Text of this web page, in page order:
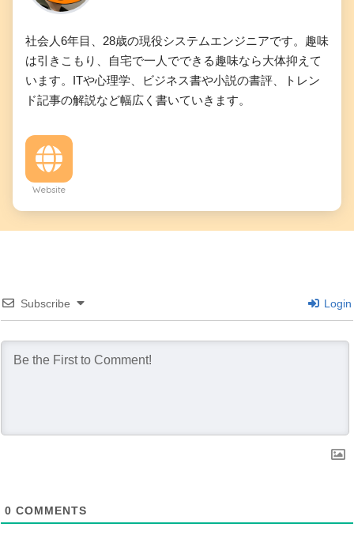
社会人6年目、28歳の現役システムエンジニアです。趣味
は引きこもり、自宅で一人でできる趣味なら大体抑えて
います。ITや心理学、ビジネス書や小説の書評、トレン
ド記事の解説など幅広く書いていきます。
Website
Subscribe Login
0 COMMENTS